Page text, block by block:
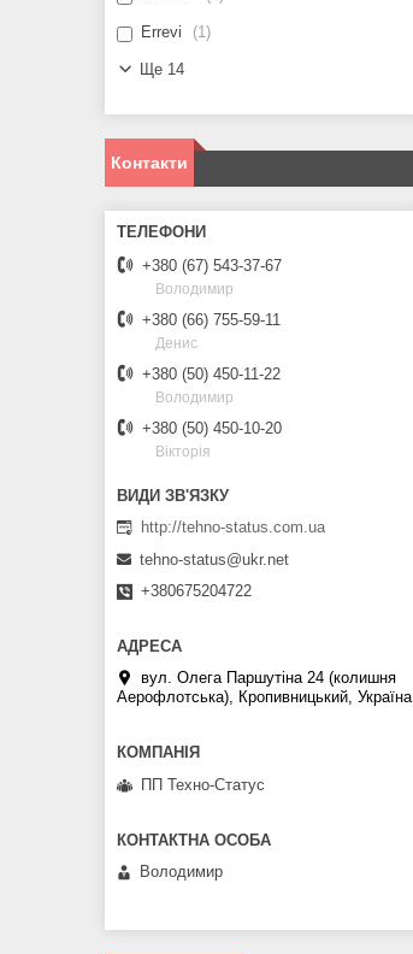
Errevi 1
Ще 14
Контакти
+380 (67) 543-37-67
Володимир
+380 (66) 755-59-11
Денис
+380 (50) 450-11-22
Володимир
+380 (50) 450-10-20
Вікторія
http://tehno-status.com.ua
tehno-status@ukr.net
+380675204722
вул. Олега Паршутіна 24 (колишня
Аерофлотська), Кропивницький, Україна
ПП Техно-Статус
Володимир